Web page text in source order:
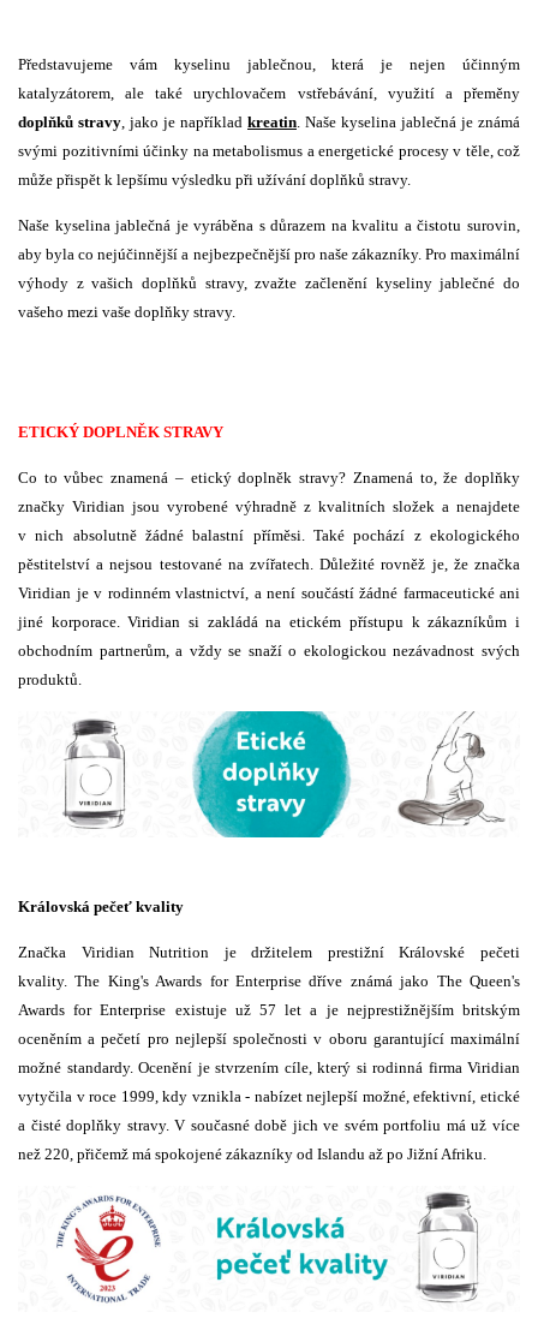
Představujeme vám kyselinu jablečnou, která je nejen účinným
katalyzátorem, ale také urychlovačem vstřebávání, využití a přeměny
doplňků stravy , jako je například kreatin . Naše kyselina jablečná je známá
svými pozitivními účinky na metabolismus a energetické procesy v těle, což
může přispět k lepšímu výsledku při užívání doplňků stravy.
Naše kyselina jablečná je vyráběna s důrazem na kvalitu a čistotu surovin,
aby byla co nejúčinnější a nejbezpečnější pro naše zákazníky. Pro maximální
výhody z vašich doplňků stravy, zvažte začlenění kyseliny jablečné do
vašeho mezi vaše doplňky stravy.
ETICKÝ DOPLNĚK STRAVY
Co to vůbec znamená – etický doplněk stravy? Znamená to, že doplňky
značky Viridian jsou vyrobené výhradně z kvalitních složek a nenajdete
v nich absolutně žádné balastní příměsi. Také pochází z ekologického
pěstitelství a nejsou testované na zvířatech. Důležité rovněž je, že značka
Viridian je v rodinném vlastnictví, a není součástí žádné farmaceutické ani
jiné korporace. Viridian si zakládá na etickém přístupu k zákazníkům i
obchodním partnerům, a vždy se snaží o ekologickou nezávadnost svých
produktů.
Královská pečeť kvality
Značka Viridian Nutrition je držitelem prestižní Královské pečeti
kvality. The King's Awards for Enterprise dříve známá jako The Queen's
Awards for Enterprise existuje už 57 let a je nejprestižnějším britským
oceněním a pečetí pro nejlepší společnosti v oboru garantující maximální
možné standardy. Ocenění je stvrzením cíle, který si rodinná firma Viridian
vytyčila v roce 1999, kdy vznikla - nabízet nejlepší možné, efektivní, etické
a čisté doplňky stravy. V současné době jich ve svém portfoliu má už více
než 220, přičemž má spokojené zákazníky od Islandu až po Jižní Afriku.